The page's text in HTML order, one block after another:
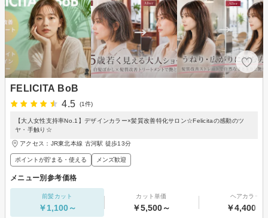
FELICITA BoB
4.5
(1件)
【大人女性支持率No.1】デザインカラー×髪質改善特化サロン☆Felicitaの感動のツ
ヤ・手触り☆
アクセス：JR東北本線 古河駅 徒歩13分
ポイントが貯まる・使える メンズ歓迎
メニュー別参考価格
前髪カット
￥1,100～
カット単価
￥5,500～
ヘアカラー
￥4,400～